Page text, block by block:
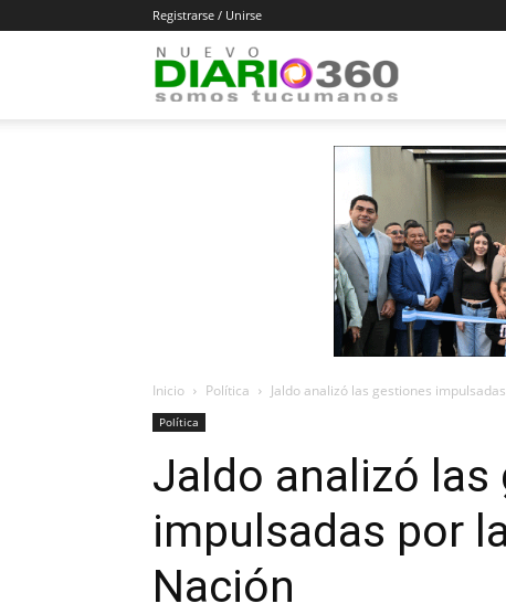
Registrarse / Unirse
Diario
360
Inicio Política Jaldo analizó las gestiones
Política
Jaldo analizó las
impulsadas por
Nación